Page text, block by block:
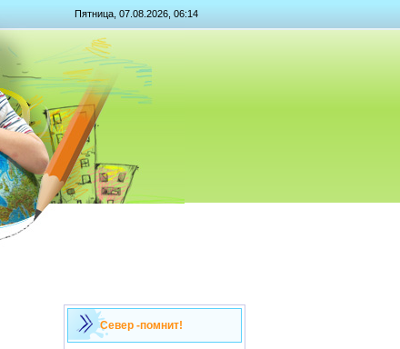
Пятница, 07.08.2026, 06:14
Север -помнит!